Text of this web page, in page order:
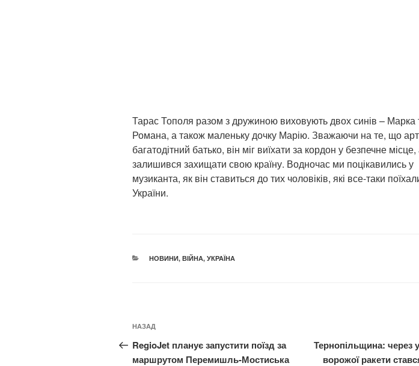
Тарас Тополя разом з дружиною виховують двох синів – Марка
Романа, а також маленьку дочку Марію. Зважаючи на те, що
багатодітний батько, він міг виїхати за кордон у безпечне
залишився захищати свою країну. Водночас ми поцікавились у
музиканта, як він ставиться до тих чоловіків, які все-таки
України.
КАТЕГОРІЇ
НОВИНИ, ВІЙНА, УКРАЇНА
Навігація
записів
Попередній
запис:
НАЗАД
RegioJet планує запустити поїзд за
маршрутом Перемишль-Мостиська
Тернопільщина: через
ворожої ракети